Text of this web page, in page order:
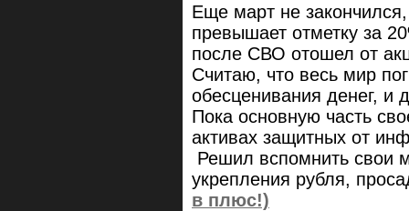
Еще март не
превышает отметку за
после СВО отошел от
Считаю, что весь мир
обесценивания денег, и
Пока основную часть
активах защитных от
Решил вспомнить свои
укрепления рубля,
в плюс!)